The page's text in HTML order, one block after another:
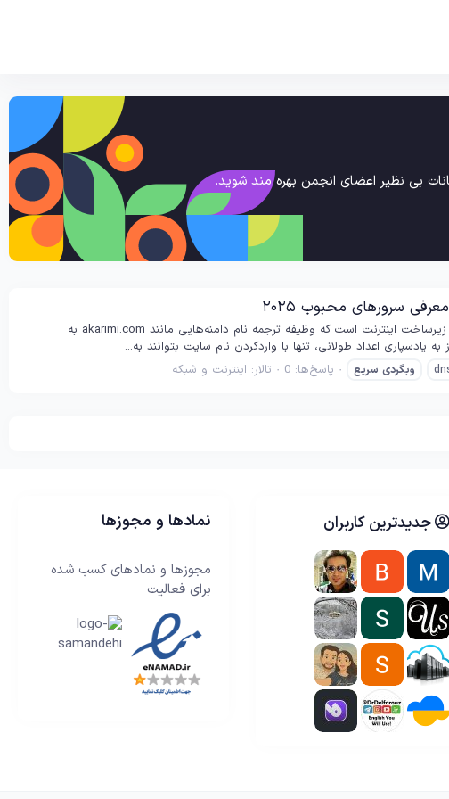
بی نظیر اعضای انجمن بهره مند شوید.
DNS چیست؟ DNS یا سیستم نام دامنه (Domain Name System) یکی از مهم‌ترین اجزای زیرساخت اینترنت است که وظیفه ترجمه نام دامنه‌هایی مانند akarimi.com به
وبگردی سریع پاسخ‌ها: 0 تالار: اینترنت و شبکه
جدیدترین کاربران نمادها و مجوزها
مجوزها و نمادهای کسب شده
برای فعالیت